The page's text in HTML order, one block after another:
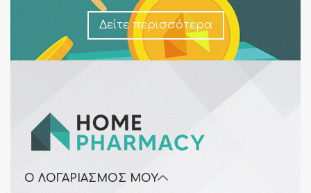
Δείτε περισσότερα
Ο ΛΟΓΑΡΙΑΣΜΌΣ ΜΟΥ